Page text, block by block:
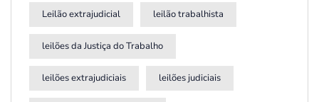
Leilão extrajudicial leilão trabalhista
leilões da Justiça do Trabalho
leilões extrajudiciais leilões judiciais